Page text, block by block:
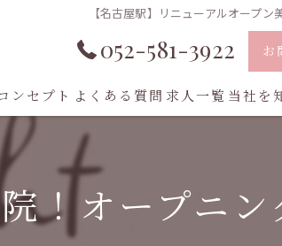
【名古屋駅】リニューアルオープ
052-581-3922 お
ンセプト
HOSPITAL
よくある質問 求人一覧 当社を
スタ
！オープニン